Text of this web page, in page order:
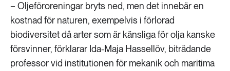
− Oljeföroreningar bryts ned, men det innebär en
kostnad för naturen, exempelvis i förlorad
biodiversitet då arter som är känsliga för olja kanske
försvinner, förklarar Ida-Maja Hassellöv, biträdande
professor vid institutionen för mekanik och maritima